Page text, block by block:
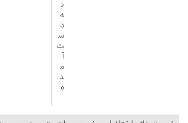
ب
ه
د
س
ت
آ
م
د
ه